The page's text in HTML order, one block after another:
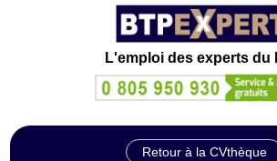
L'emploi des experts du
Retour à la CVthèque